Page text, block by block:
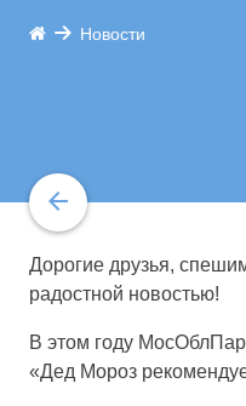
Новости
Дорогие друзья,
радостной новостью!
В этом году
«Дед Мороз